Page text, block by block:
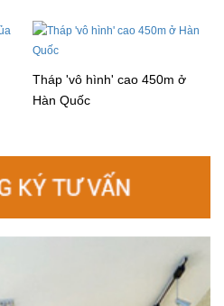
Tháp 'vô hình' cao 450m ở
Hàn Quốc